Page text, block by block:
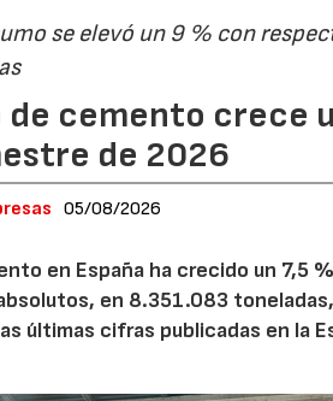
se elevó un 9 % con
de cemento crece
de 2026
05/08/2026
en España ha crecido un 7,5
en 8.351.083
últimas cifras publicadas en la